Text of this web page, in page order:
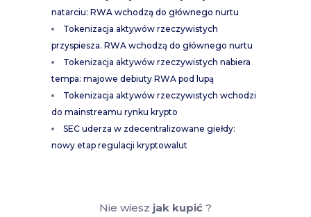
natarciu: RWA wchodzą do głównego nurtu
Tokenizacja aktywów rzeczywistych
przyspiesza. RWA wchodzą do głównego nurtu
Tokenizacja aktywów rzeczywistych nabiera
tempa: majowe debiuty RWA pod lupą
Tokenizacja aktywów rzeczywistych wchodzi
do mainstreamu rynku krypto
SEC uderza w zdecentralizowane giełdy:
nowy etap regulacji kryptowalut
Nie wiesz jak kupić?